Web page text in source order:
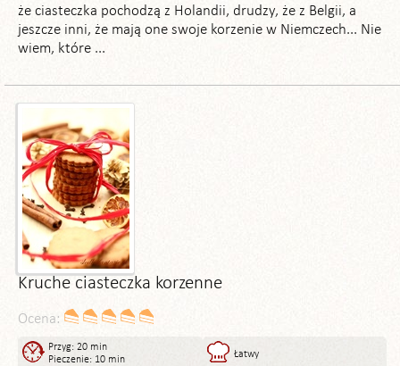
że ciasteczka pochodzą z Holandii, drudzy, że z Belgii, a
jeszcze inni, że mają one swoje korzenie w Niemczech... Nie
wiem, które ...
Kruche ciasteczka korzenne
Ocena:
Przyg: 20 min
Pieczenie: 10 min
Łatwy